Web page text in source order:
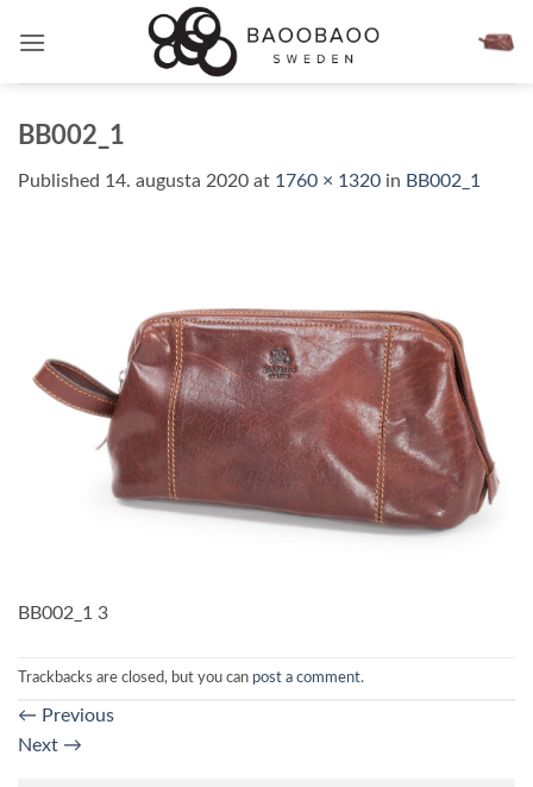
BB002_1
Published 14. augusta 2020 at 1760 × 1320 in BB002_1
BB002_1 3
Trackbacks are closed, but you can post a comment.
← Previous
Next →